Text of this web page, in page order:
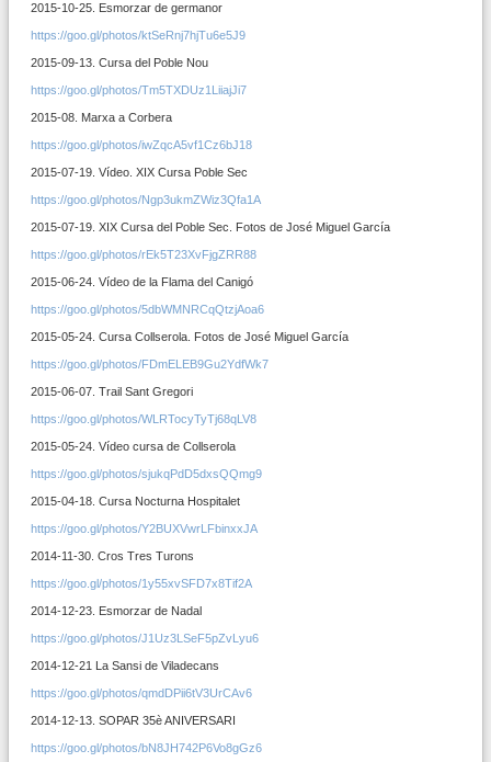
2015-10-25. Esmorzar de germanor
https://goo.gl/photos/ktSeRnj7hjTu6e5J9
2015-09-13. Cursa del Poble Nou
https://goo.gl/photos/Tm5TXDUz1LiiajJi7
2015-08. Marxa a Corbera
https://goo.gl/photos/iwZqcA5vf1Cz6bJ18
2015-07-19. Vídeo. XIX Cursa Poble Sec
https://goo.gl/photos/Ngp3ukmZWiz3Qfa1A
2015-07-19. XIX Cursa del Poble Sec. Fotos de José Miguel García
https://goo.gl/photos/rEk5T23XvFjgZRR88
2015-06-24. Vídeo de la Flama del Canigó
https://goo.gl/photos/5dbWMNRCqQtzjAoa6
2015-05-24. Cursa Collserola. Fotos de José Miguel García
https://goo.gl/photos/FDmELEB9Gu2YdfWk7
2015-06-07. Trail Sant Gregori
https://goo.gl/photos/WLRTocyTyTj68qLV8
2015-05-24. Vídeo cursa de Collserola
https://goo.gl/photos/sjukqPdD5dxsQQmg9
2015-04-18. Cursa Nocturna Hospitalet
https://goo.gl/photos/Y2BUXVwrLFbinxxJA
2014-11-30. Cros Tres Turons
https://goo.gl/photos/1y55xvSFD7x8Tif2A
2014-12-23. Esmorzar de Nadal
https://goo.gl/photos/J1Uz3LSeF5pZvLyu6
2014-12-21 La Sansi de Viladecans
https://goo.gl/photos/qmdDPii6tV3UrCAv6
2014-12-13. SOPAR 35è ANIVERSARI
https://goo.gl/photos/bN8JH742P6Vo8gGz6